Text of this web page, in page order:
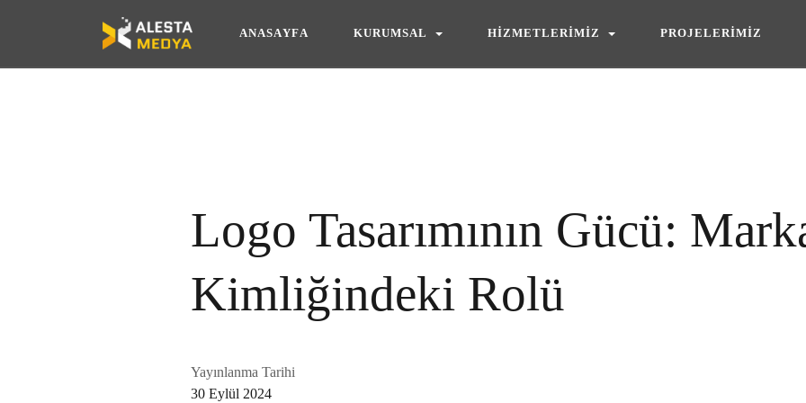
ANASAYFA
KURUMSAL
HİZMETLERİMİZ
PROJELERİMİZ
Logo Tasarımının Gücü:
Kimliğindeki Rolü
Yayınlanma Tarihi
30 Eylül 2024